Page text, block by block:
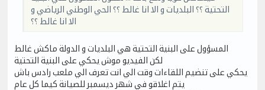
التحتية ؟؟ البلديات و الا انا غالط ؟؟ الحي الوطني الرياضي و
الا انا غالط ؟؟
المسؤول على البنية التحتية هي البلديات و الدولة ماكش غالط
لكن الفيديو موش يحكي على البنية التحتية
يحكي على تنضيم اللقاءات وقت الي انت تعرف الي ملعب رادس باش
يتم اغلاقو في شهر ديسمبر للصيانة كيما كل عام